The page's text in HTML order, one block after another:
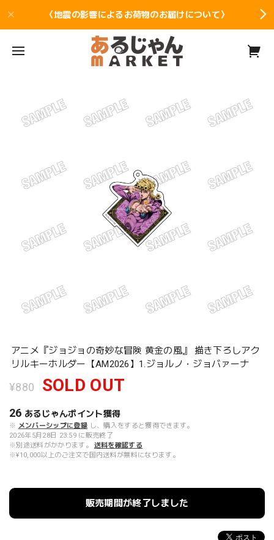
〈地震の影響によるお荷物のお届けについて〉
アニメ『ジョジョの奇妙な冒険 黄金の風』 描き下ろしアク
リルキーホルダー【AM2026】1.ジョルノ・ジョバァーナ
¥880 SOLD OUT
26 あるじゃんポイント獲得
※ メンバーシップに登録 し、購入をすると獲得できます。
2026年5月28日 23:59 に販売終了
※別途送料がかかります。
送料を確認する
※¥10,000以上のご注文で国内送料が無料になります。
販売期間が終了しました